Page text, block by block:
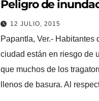
Peligro de
12 JULIO, 2015
Papantla, Ver.- Habitantes
ciudad están en riesgo de
que muchos de los
llenos de basura. Al